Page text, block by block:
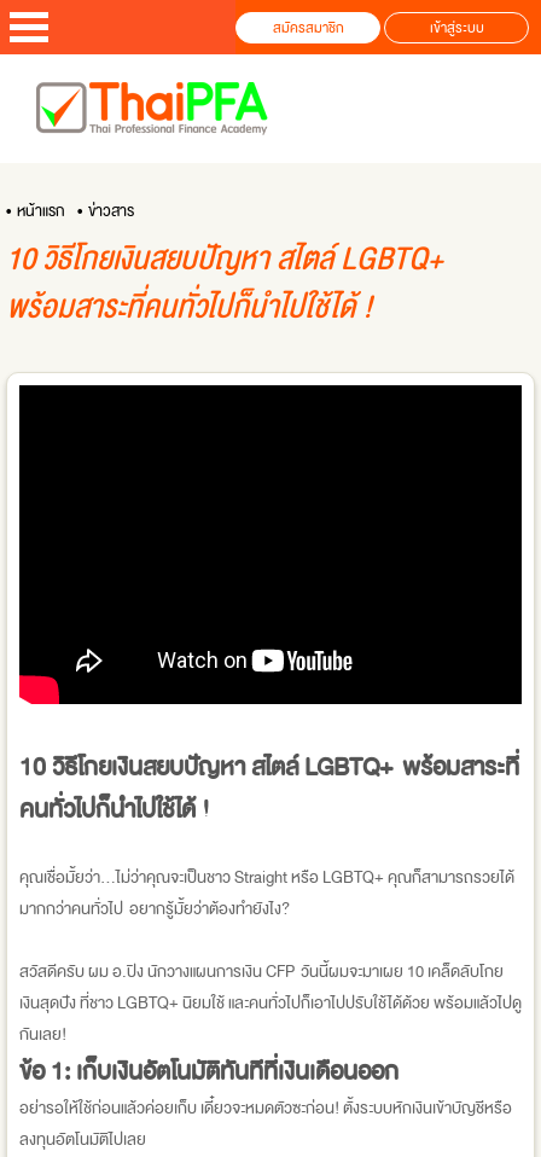
สมัครสมาชิก เข้าสู่ระบบ
• หน้าแรก • ข่าวสาร
10 วิธีโกยเงินสยบปัญหา สไตล์ LGBTQ+
พร้อมสาระที่คนทั่วไปก็นำไปใช้ได้ !
10 วิธีโกยเงินสยบปัญหา สไตล์ LGBTQ+ พร้อมสาระที่
คนทั่วไปก็นำไปใช้ได้ !
คุณเชื่อมั้ยว่า...ไม่ว่าคุณจะเป็นชาว Straight หรือ LGBTQ+ คุณก็สามารถรวยได้
มากกว่าคนทั่วไป อยากรู้มั้ยว่าต้องทำยังไง?
สวัสดีครับ ผม อ.ปิง นักวางแผนการเงิน CFP วันนี้ผมจะมาเผย 10 เคล็ดลับโกย
เงินสุดปัง ที่ชาว LGBTQ+ นิยมใช้ และคนทั่วไปก็เอาไปปรับใช้ได้ด้วย พร้อมแล้วไปดู
กันเลย!
ข้อ 1: เก็บเงินอัตโนมัติทันทีที่เงินเดือนออก
อย่ารอให้ใช้ก่อนแล้วค่อยเก็บ เดี๋ยวจะหมดตัวซะก่อน! ตั้งระบบหักเงินเข้าบัญชีหรือ
ลงทุนอัตโนมัติไปเลย